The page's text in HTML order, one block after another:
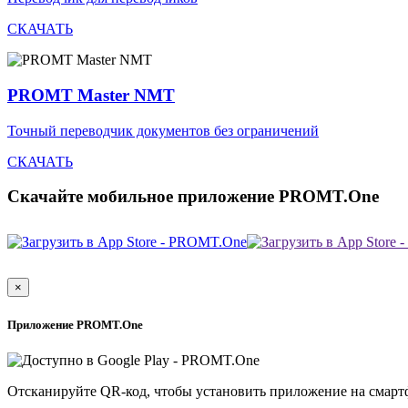
СКАЧАТЬ
PROMT Master NMT
Точный переводчик документов без ограничений
СКАЧАТЬ
Скачайте мобильное приложение PROMT.One
×
Приложение PROMT.One
Отсканируйте QR-код, чтобы установить приложение на